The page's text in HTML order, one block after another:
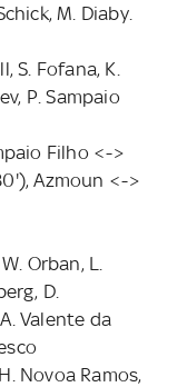
M. Diaby.
S. Fofana, K.
P. Sampaio
Filho <->
Azmoun <->
Orban, L.
D.
Valente da
Novoa Ramos,